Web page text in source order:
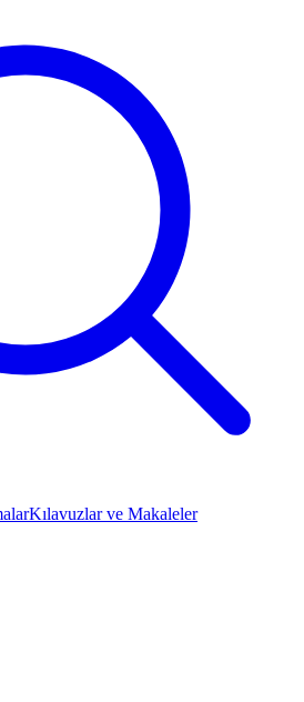
Kılavuzlar ve Makaleler